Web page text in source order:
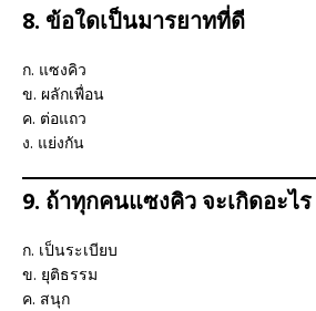
8. ข้อใดเป็นมารยาทที่ดี
ก. แซงคิว
ข. ผลักเพื่อน
ค. ต่อแถว
ง. แย่งกัน
9. ถ้าทุกคนแซงคิว จะเกิดอะไร
ก. เป็นระเบียบ
ข. ยุติธรรม
ค. สนุก